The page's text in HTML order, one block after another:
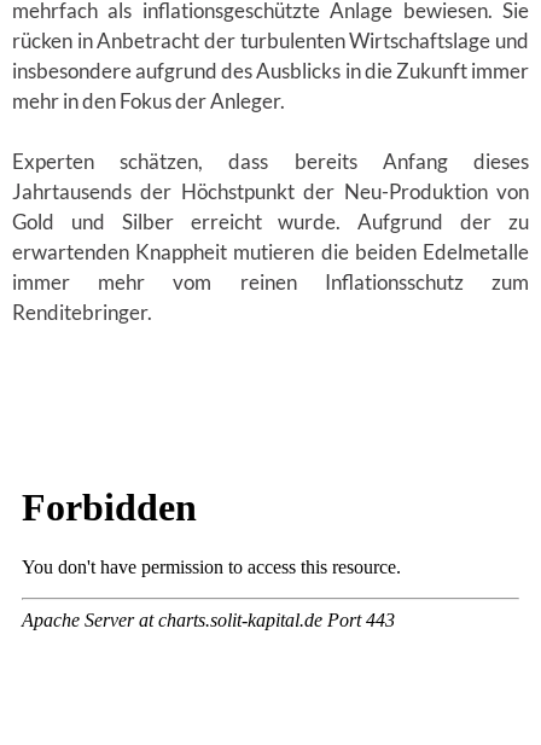
mehrfach als inflationsgeschützte Anlage bewiesen. Sie
rücken in Anbetracht der turbulenten Wirtschaftslage und
insbesondere aufgrund des Ausblicks in die Zukunft immer
mehr in den Fokus der Anleger.
Experten schätzen, dass bereits Anfang dieses
Jahrtausends der Höchstpunkt der Neu-Produktion von
Gold und Silber erreicht wurde. Aufgrund der zu
erwartenden Knappheit mutieren die beiden Edelmetalle
immer mehr vom reinen Inflationsschutz zum
Renditebringer.